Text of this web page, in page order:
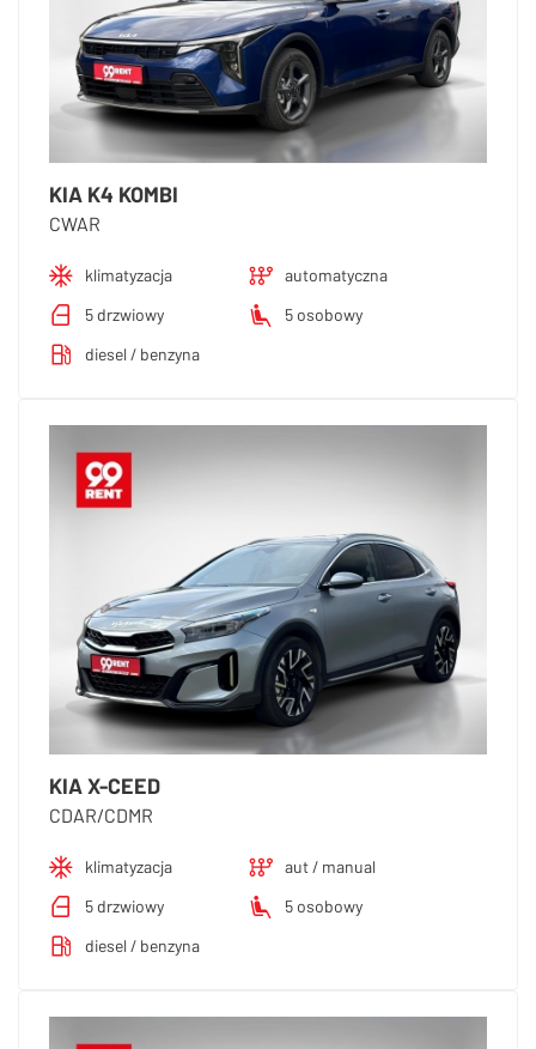
KIA K4 KOMBI
CWAR
klimatyzacja
automatyczna
5 drzwiowy
5 osobowy
diesel / benzyna
KIA X-CEED
CDAR/CDMR
klimatyzacja
aut / manual
5 drzwiowy
5 osobowy
diesel / benzyna